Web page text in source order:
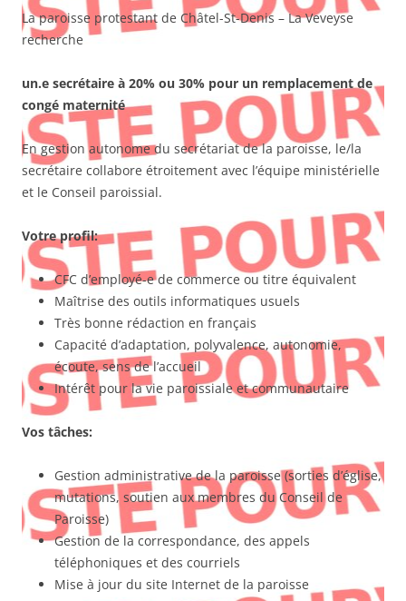
La paroisse protestant de Châtel-St-Denis – La Veveyse
recherche
un.e secrétaire à 20% ou 30% pour un remplacement de
congé maternité
En gestion autonome du secrétariat de la paroisse, le/la
secrétaire collabore étroitement avec l’équipe ministérielle
et le Conseil paroissial.
Votre profil:
CFC d’employé-e de commerce ou titre équivalent
Maîtrise des outils informatiques usuels
Très bonne rédaction en français
Capacité d’adaptation, polyvalence, autonomie,
écoute, sens de l’accueil
Intérêt pour la vie paroissiale et communautaire
Vos tâches:
Gestion administrative de la paroisse (sorties d’église,
mutations, soutien aux membres du Conseil de
Paroisse)
Gestion de la correspondance, des appels
téléphoniques et des courriels
Mise à jour du site Internet de la paroisse